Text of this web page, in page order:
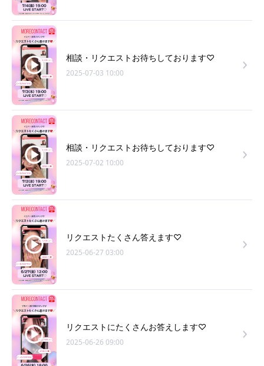
相談・リクエストお待ちしております♡
2025-07-03 10:00
相談・リクエストお待ちしております♡
2025-07-02 10:00
リクエストたくさん答えます♡
2025-06-27 03:00
リクエストにたくさんお答えします♡
2025-06-26 09:00